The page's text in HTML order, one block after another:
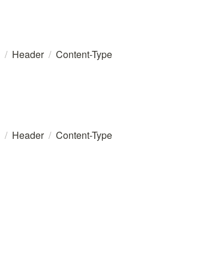
/ Header / Content-Type
/ Header / Content-Type